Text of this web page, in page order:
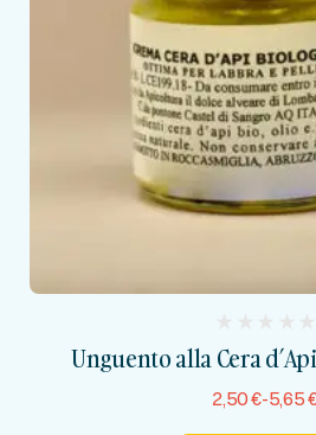
Unguento alla Cera
Protezione
reviews)
2,50€-5,65